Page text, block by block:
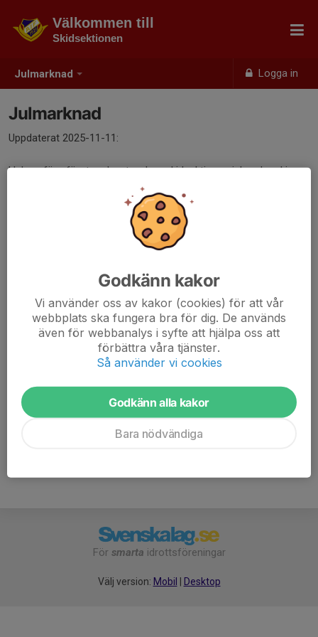
Julmarknad Logga in
Välkommen till
Skidsektionen
Julmarknad
Uppdaterat 2025-11-11:
Helgen före första advent ordnar skidsektionen julmarknad inne
på Olympia i samband med att det sedan är skyltsöndag på byn.
SYFTET med skyltsöndagen är att bidra till bygden. Evenemanget
ger oss även inkomst som kan användas till verksamheten.
baka och/eller jobbar under marknaden.
MÅLET är att skapa en trevlig marknad fylld med julstämning
och stort urval av fikabröd :)
TILLSAMMANS SKAPAR VI VÅRA FÖRUTSÄTTNINGAR!
Frågor?
mejla skidor@anundsjo.if eller ring Sofie Kristofersson, 070 244
För smarta idrottsföreningar
Välj version: Mobil Desktop
Godkänn kakor
Vi använder oss av kakor (cookies) för att vår
webbplats ska fungera bra för dig. De används
även för webbanalys i syfte att hjälpa oss att
förbättra våra tjänster.
Så använder vi cookies
Godkänn alla kakor
Bara nödvändiga